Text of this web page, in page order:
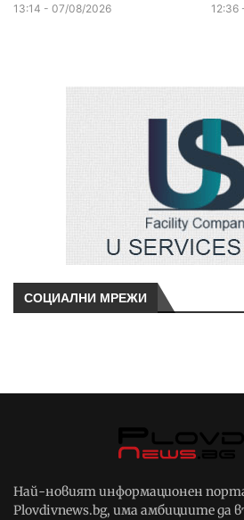
13:14 - 07/08/2026 12:36
СОЦИАЛНИ МРЕЖИ
Най-новият информационен
Plovdivnews.bg, има амбициите да